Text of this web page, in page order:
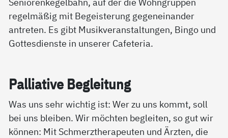
regelmäßig mit Begeisterung gegeneinander
antreten. Es gibt Musikveranstaltungen, Bingo und
Gottesdienste in unserer Cafeteria.
Pal­lia­ti­ve Be­g­lei­tung
Was uns sehr wichtig ist: Wer zu uns kommt, soll
bei uns bleiben. Wir möchten begleiten, so gut wir
können: Mit Schmerztherapeuten und Ärzten, die